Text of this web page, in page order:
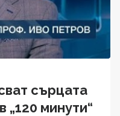
сърцата
„120 минути“